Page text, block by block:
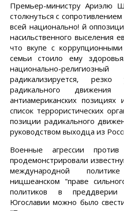
Премьер-министру Ариэлю
столкнуться с
всей национально! й
насильственного выселения
что вкупе с
семьи стоило ему
национально-
радикализируется, резко
радикального
антиамериканских
список террористических
позиции радикального
руководством выходца из
Военные агрессии
продемонстрировали
международной
ницшеанском "праве
политиков в преддверии
Югославии можно было